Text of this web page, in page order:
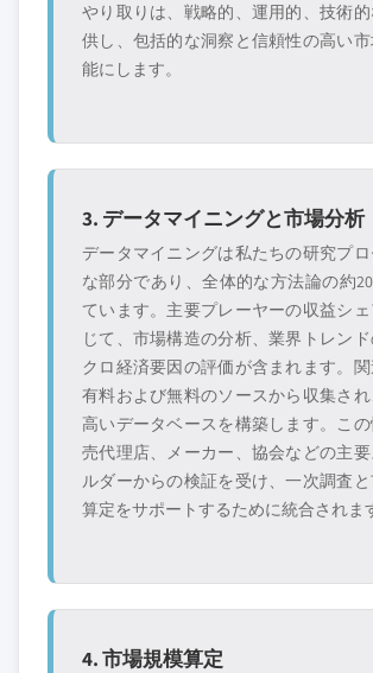
やり取りは、戦略的、運用的、技術
供し、包括的な洞察と信頼性の高い
能にします。
3. データマイニングと市場分析
データマイニングは私たちの研究プ
な部分であり、全体的な方法論の約
ています。主要プレーヤーの収益シ
じて、市場構造の分析、業界トレン
クロ経済要因の評価が含まれます。
有料および無料のソースから収集さ
高いデータベースを構築します。こ
売代理店、メーカー、協会などの主
ルダーからの検証を受け、一次調査
算定をサポートするために統合されま
4. 市場規模算定